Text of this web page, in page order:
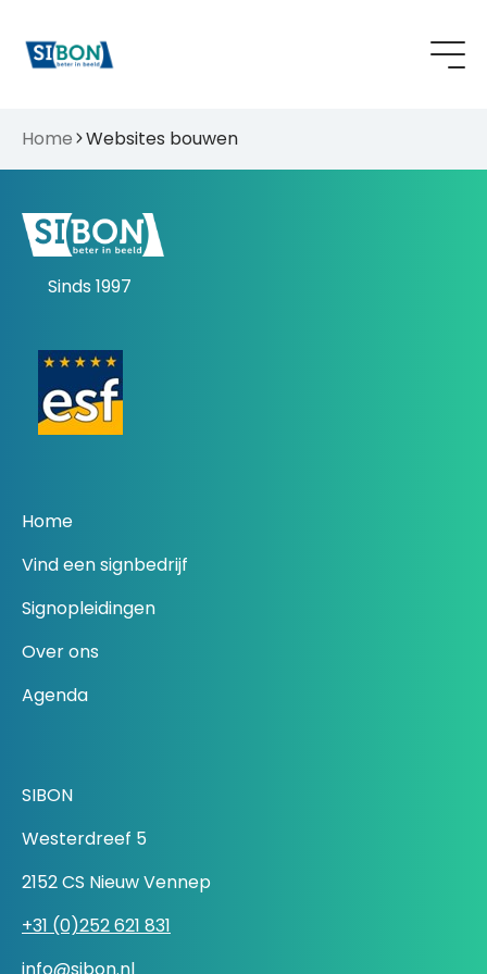
Home Websites bouwen
Sinds 1997
Home
Vind een signbedrijf
Signopleidingen
Over ons
Agenda
SIBON
Westerdreef 5
2152 CS Nieuw Vennep
+31 (0)252 621 831